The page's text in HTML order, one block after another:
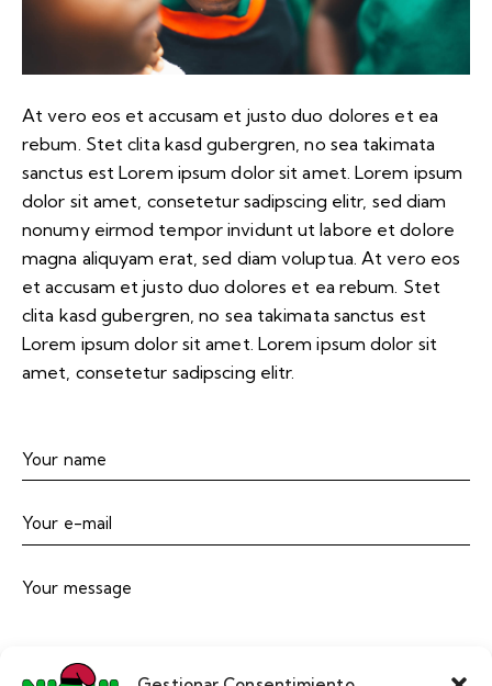
At vero eos et accusam et justo duo dolores et ea
rebum. Stet clita kasd gubergren, no sea takimata
sanctus est Lorem ipsum dolor sit amet. Lorem ipsum
dolor sit amet, consetetur sadipscing elitr, sed diam
nonumy eirmod tempor invidunt ut labore et dolore
magna aliquyam erat, sed diam voluptua. At vero eos
et accusam et justo duo dolores et ea rebum. Stet
clita kasd gubergren, no sea takimata sanctus est
Lorem ipsum dolor sit amet. Lorem ipsum dolor sit
amet, consetetur sadipscing elitr.